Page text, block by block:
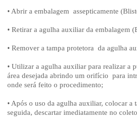
• Abrir a embalagem assepticamente
• Retirar a agulha auxiliar da embalagem
• Remover a tampa protetora da agulha
• Utilizar a agulha auxiliar para realizar a
área desejada abrindo um orifício para
onde será feito o procedimento;
• Após o uso da agulha auxiliar, colocar a
seguida, descartar imediatamente no